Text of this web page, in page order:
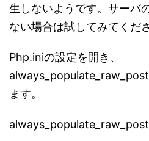
生しないようです。サーバ
ない場合は試してみてくだ
Php.iniの設定を開き、
ます。